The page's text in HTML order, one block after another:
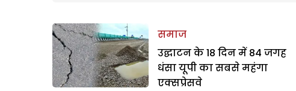
समाज
उद्घाटन के 18 दिन में 84 जगह
धंसा यूपी का सबसे महंगा
एक्सप्रेसवे